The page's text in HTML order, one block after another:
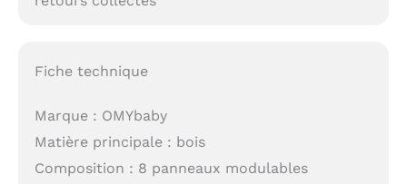
Fiche technique
Marque : OMYbaby
Matière principale : bois
Composition : 8 panneaux modulables